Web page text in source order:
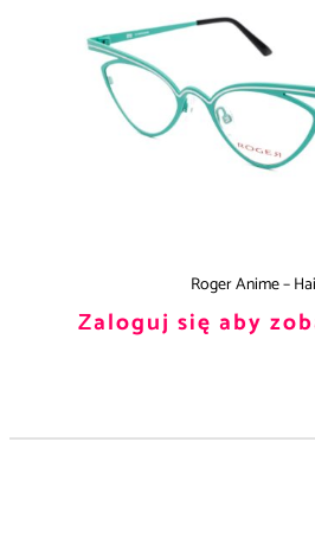
Roger Anime –
Zaloguj się aby